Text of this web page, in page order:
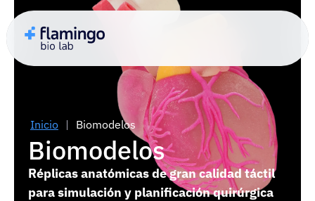
Inicio | Biomodelos
Biomodelos
Réplicas anatómicas de gran calidad táctil
para simulación y planificación quirúrgica